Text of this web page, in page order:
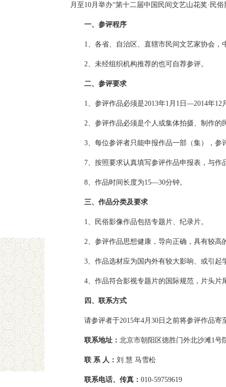
月至10月举办“第十二届中国民间文艺山花奖·民
一、参评程序
1、各省、自治区、直辖市民间文艺家协会
2、未经组织机构推荐的也可自荐参评。
二、参评要求
1、参评作品必须是2013年1月1日—2014年
2、参评作品必须是个人或集体拍摄、制作的
3、每位参评者只能申报作品一部（集），
7、按照要求认真填写参评作品申报表，与作
8、作品时间长度为15—30分钟。
三、作品分类及要求
1、民俗影像作品包括专题片、纪录片。
2、参评作品思想健康，导向正确，具有较
3、作品选材应为国内外有较大影响、或引
4、作品符合影视专题片的国际规范，片头
四、联系方式
请参评者于2015年4月30日之前将参评作品寄
联系地址：北京市朝阳区德胜门外北沙滩1号
联 系 人：刘 慧 马雪松
联系电话、传真：010-59759619